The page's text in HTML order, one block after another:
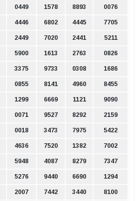
0449 1578 8893 0076
4446 6802 4445 7705
2449 7020 2441 5211
5900 1613 2763 0826
3375 9733 0308 1686
0855 8141 4960 8455
1299 6669 1121 9090
0071 9527 8292 2159
0018 3473 7975 5422
4636 7520 1382 7002
5948 4087 8279 7347
5276 9440 6690 1294
2007 7442 3440 8100